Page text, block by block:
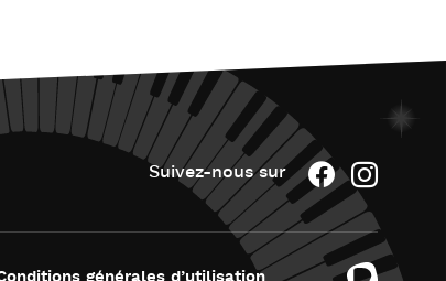
Suivez-nous sur